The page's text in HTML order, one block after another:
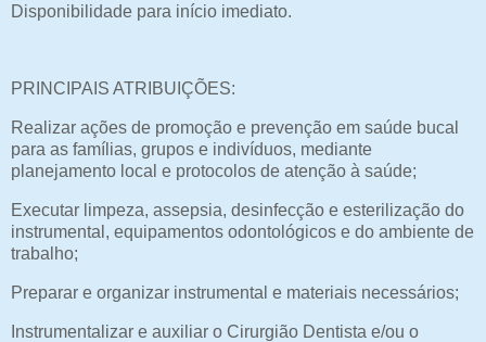
Disponibilidade para início imediato.
PRINCIPAIS ATRIBUIÇÕES:
Realizar ações de promoção e prevenção em saúde bucal
para as famílias, grupos e indivíduos, mediante
planejamento local e protocolos de atenção à saúde;
Executar limpeza, assepsia, desinfecção e esterilização do
instrumental, equipamentos odontológicos e do ambiente de
trabalho;
Preparar e organizar instrumental e materiais necessários;
Instrumentalizar e auxiliar o Cirurgião Dentista e/ou o